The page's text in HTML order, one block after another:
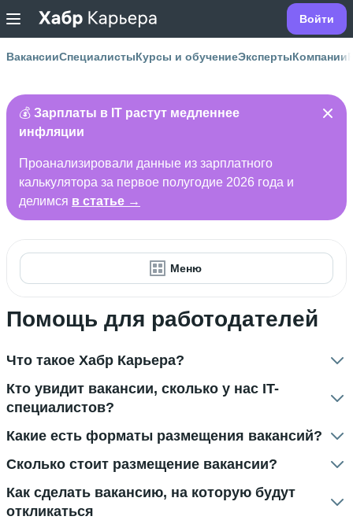
Войти
ВакансииСпециалистыКурсы и обучениеЭкспертыКомпании
💰 Зарплаты в IT растут медленнее
инфляции
Проанализировали данные из зарплатного
калькулятора за первое полугодие 2026 года и
делимся в статье →
Помощь для работодателей
Что такое Хабр Карьера?
Кто увидит вакансии, сколько у нас IT-
специалистов?
Какие есть форматы размещения вакансий?
Сколько стоит размещение вакансии?
Как сделать вакансию, на которую будут
откликаться
Меню